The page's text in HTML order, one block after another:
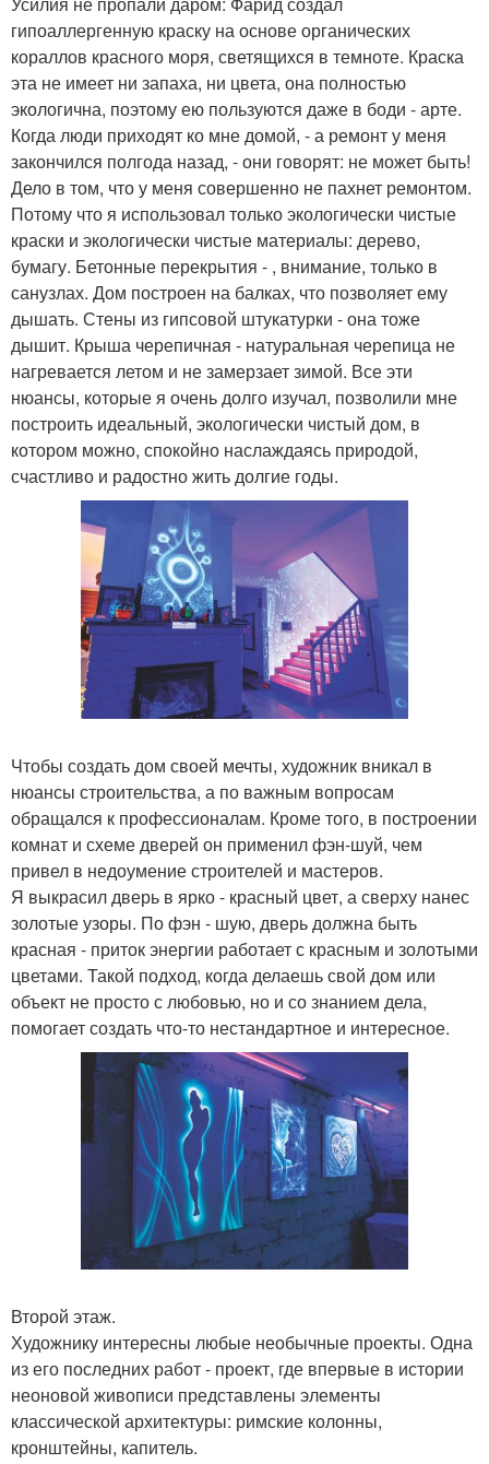
гипоаллергенную краску на основе органических
кораллов красного моря, светящихся в темноте. Краска
эта не имеет ни запаха, ни цвета, она полностью
экологична, поэтому ею пользуются даже в боди - арте.
Когда люди приходят ко мне домой, - а ремонт у меня
закончился полгода назад, - они говорят: не может быть!
Дело в том, что у меня совершенно не пахнет ремонтом.
Потому что я использовал только экологически чистые
краски и экологически чистые материалы: дерево,
бумагу. Бетонные перекрытия - , внимание, только в
санузлах. Дом построен на балках, что позволяет ему
дышать. Стены из гипсовой штукатурки - она тоже
дышит. Крыша черепичная - натуральная черепица не
нагревается летом и не замерзает зимой. Все эти
нюансы, которые я очень долго изучал, позволили мне
построить идеальный, экологически чистый дом, в
котором можно, спокойно наслаждаясь природой,
счастливо и радостно жить долгие годы.
Чтобы создать дом своей мечты, художник вникал в
нюансы строительства, а по важным вопросам
обращался к профессионалам. Кроме того, в построении
комнат и схеме дверей он применил фэн-шуй, чем
привел в недоумение строителей и мастеров.
Я выкрасил дверь в ярко - красный цвет, а сверху нанес
золотые узоры. По фэн - шую, дверь должна быть
красная - приток энергии работает с красным и золотыми
цветами. Такой подход, когда делаешь свой дом или
объект не просто с любовью, но и со знанием дела,
помогает создать что-то нестандартное и интересное.
Второй этаж.
Художнику интересны любые необычные проекты. Одна
из его последних работ - проект, где впервые в истории
неоновой живописи представлены элементы
классической архитектуры: римские колонны,
кронштейны, капитель.